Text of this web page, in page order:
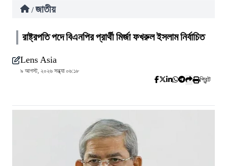
/ জাতীয়
রাষ্ট্রপতি পদে বিএনপির প্রার্থী মির্জা ফখরুল ইসলাম নির্বাচিত
Lens Asia
৯ আগস্ট, ২০২৬ সন্ধ্যা ০৬:১৮
প্রিন্ট